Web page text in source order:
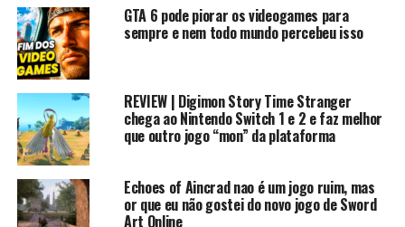
Contato Profissional: contato.roberto94@gmail.com
#rkplay #historiasonic #sonic
Mais Curiosidades e detalhes de Sonic Boom
Sonic Boom: Rise of Lyric é um jogo criado e
desenvolvido para o Wii U publicado pela Sega e
desenvolvido pela Big Red Botton Entretaimentque foi
lançado em 11 de Novembro de 2014, em América do
Norte e na Europa em 21 de novembro e no Japão, em
GTA 6 pode piorar os videogames para
sempre e nem todo mundo percebeu isso
REVIEW | Digimon Story Time Stranger
chega ao Nintendo Switch 1 e 2 e faz melhor
que outro jogo “mon” da plataforma
Echoes of Aincrad nao é um jogo ruim, mas
or que eu não gostei do novo jogo de Sword
Art Online